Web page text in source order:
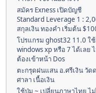
สมัคร Exness เปิดบัญชี
Standard Leverage 1 :
สกุลเงิน ทองคำ เริ่มต้น
โปรแกรม ghost32 11.0 ใ
windows xp หรือ 7 ได้เลย
ต้องเข้าหน้า Dos
ตะกรุดฝนแสน อ.ศรีเงิน วัด
ศาลา เนื้อเงิน
ใช้ปุ่ม ~ เปลี่ยนภาษาไทย ไ